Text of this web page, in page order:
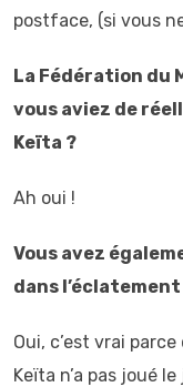
postface, (si vous
La Fédération du
vous aviez de
Keïta ?
Ah oui !
Vous avez
dans l’éclatement
Oui, c’est vrai
Keïta n’a pas joué